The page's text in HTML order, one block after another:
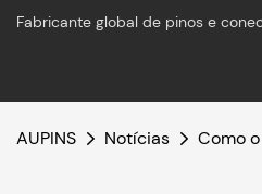
Fabricante global de pinos e
AUPINS Notícias Como